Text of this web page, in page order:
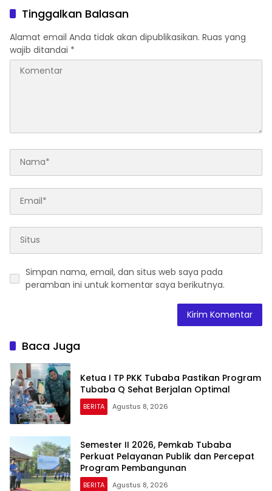
Tinggalkan Balasan
Alamat email Anda tidak akan dipublikasikan. Ruas yang
wajib ditandai *
Simpan nama, email, dan situs web saya pada
peramban ini untuk komentar saya berikutnya.
Baca Juga
Ketua I TP PKK Tubaba Pastikan Program
Tubaba Q Sehat Berjalan Optimal
BERITA Agustus 8, 2026
Semester II 2026, Pemkab Tubaba
Perkuat Pelayanan Publik dan Percepat
Program Pembangunan
BERITA Agustus 8, 2026